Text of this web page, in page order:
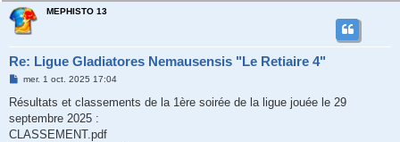
MEPHISTO 13
Re: Ligue Gladiatores Nemausensis "Le Retiaire 4"
M
s
a
g
mer. 1 oct. 2025 17:04
Résultats et classements de la 1ère soirée de la ligue jouée le 29
septembre 2025 :
CLASSEMENT.pdf